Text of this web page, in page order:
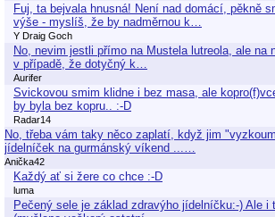
Fuj, ta bejvala hnusná! Není nad domácí, pěkně
výše - myslíš, že by nadměrnou k…
Y Draig Goch
No, nevim jestli přímo na Mustela lutreola, ale na
v případě, že dotyčný k…
Aurifer
Svickovou smim klidne i bez masa, ale
by byla bez kopru.. :-D
Radar14
No, třeba vám taky něco zaplatí, když jim
jídelníček na gurmánský víkend ...…
Anička42
Každý ať si žere co chce :-D
luma
Pečený sele je základ zdravýho jídelníčku:-) Ale i